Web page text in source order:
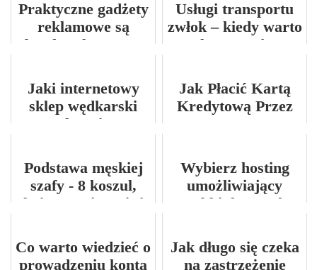
Praktyczne gadżety
reklamowe są
bardzo skuteczną
Usługi transportu
zwłok – kiedy warto
skorzystać z
specjalistów?
Jaki internetowy
sklep wędkarski
polecacie?
Jak Płacić Kartą
Kredytową Przez
Podstawa męskiej
szafy - 8 koszul,
które musisz mieć
Wybierz hosting
umożliwiający
szybki dostęp do
Co warto wiedzieć o
prowadzeniu konta
Jak długo się czeka
na zastrzeżenie